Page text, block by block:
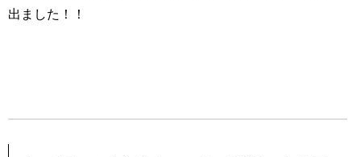
出ました！！